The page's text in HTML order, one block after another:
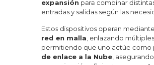
expansión para combinar
entradas y salidas según las
Estos dispositivos operan
red en malla , enlazando
permitiendo que uno actúe como
de enlace a la Nube,